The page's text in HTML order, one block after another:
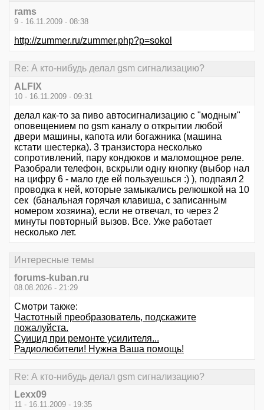
rams
9 - 16.11.2009 - 08:38
http://zummer.ru/zummer.php?p=sokol
Re: А кто-нибудь делал gsm сигнализацию?
ALFIX
10 - 16.11.2009 - 09:31
делал как-то за пиво автосигнализацию с "модным"
оповещением по gsm каналу о открытии любой
двери машины, капота или богажника (машина
кстати шестерка). 3 транзистора несколько
сопротивлений, пару кондюков и маломощное реле.
Разобрали телефон, вскрыли одну кнопку (выбор нал
на цифру 6 - мало где ей пользуешься :) ), подпаял 2
проводка к ней, которые замыкались релюшкой на 10
сек (банальная горячая клавиша, с записанным
номером хозяина), если не отвечал, то через 2
минуты повторный вызов. Все. Уже работает
несколько лет.
Интересные темы
forums-kuban.ru
08.08.2026 - 21:29
Смотри также:
Частотный преобразователь, подскажите
пожалуйста.
Суицид при ремонте усилителя...
Радиолюбители! Нужна Ваша помощь!
Re: А кто-нибудь делал gsm сигнализацию?
Lexx09
11 - 16.11.2009 - 19:35